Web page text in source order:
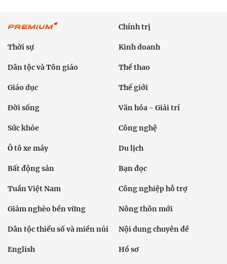
Chính trị
Thời sự Kinh doanh
Dân tộc và Tôn giáo Thể thao
Giáo dục Thế giới
Đời sống Văn hóa - Giải trí
Sức khỏe Công nghệ
Ô tô xe máy Du lịch
Bất động sản Bạn đọc
Tuần Việt Nam Công nghiệp hỗ trợ
Giảm nghèo bền vững Nông thôn mới
Dân tộc thiểu số và miền núi Nội dung chuyên đề
English Hồ sơ